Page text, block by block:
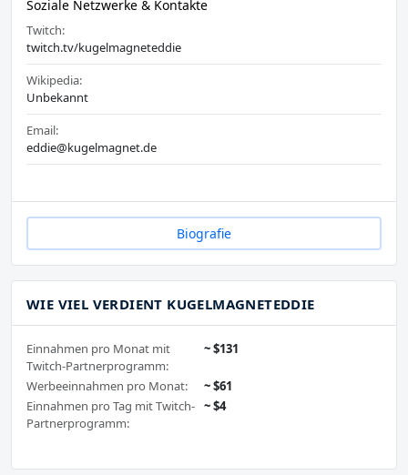
Soziale Netzwerke & Kontakte
Twitch:
twitch.tv/kugelmagneteddie
Wikipedia:
Unbekannt
Email:
eddie@kugelmagnet.de
Biografie
WIE VIEL VERDIENT KUGELMAGNETEDDIE
Einnahmen pro Monat mit
Twitch-Partnerprogramm:
~ $131
Werbeeinnahmen pro Monat:
~ $61
Einnahmen pro Tag mit Twitch-
Partnerprogramm:
~ $4